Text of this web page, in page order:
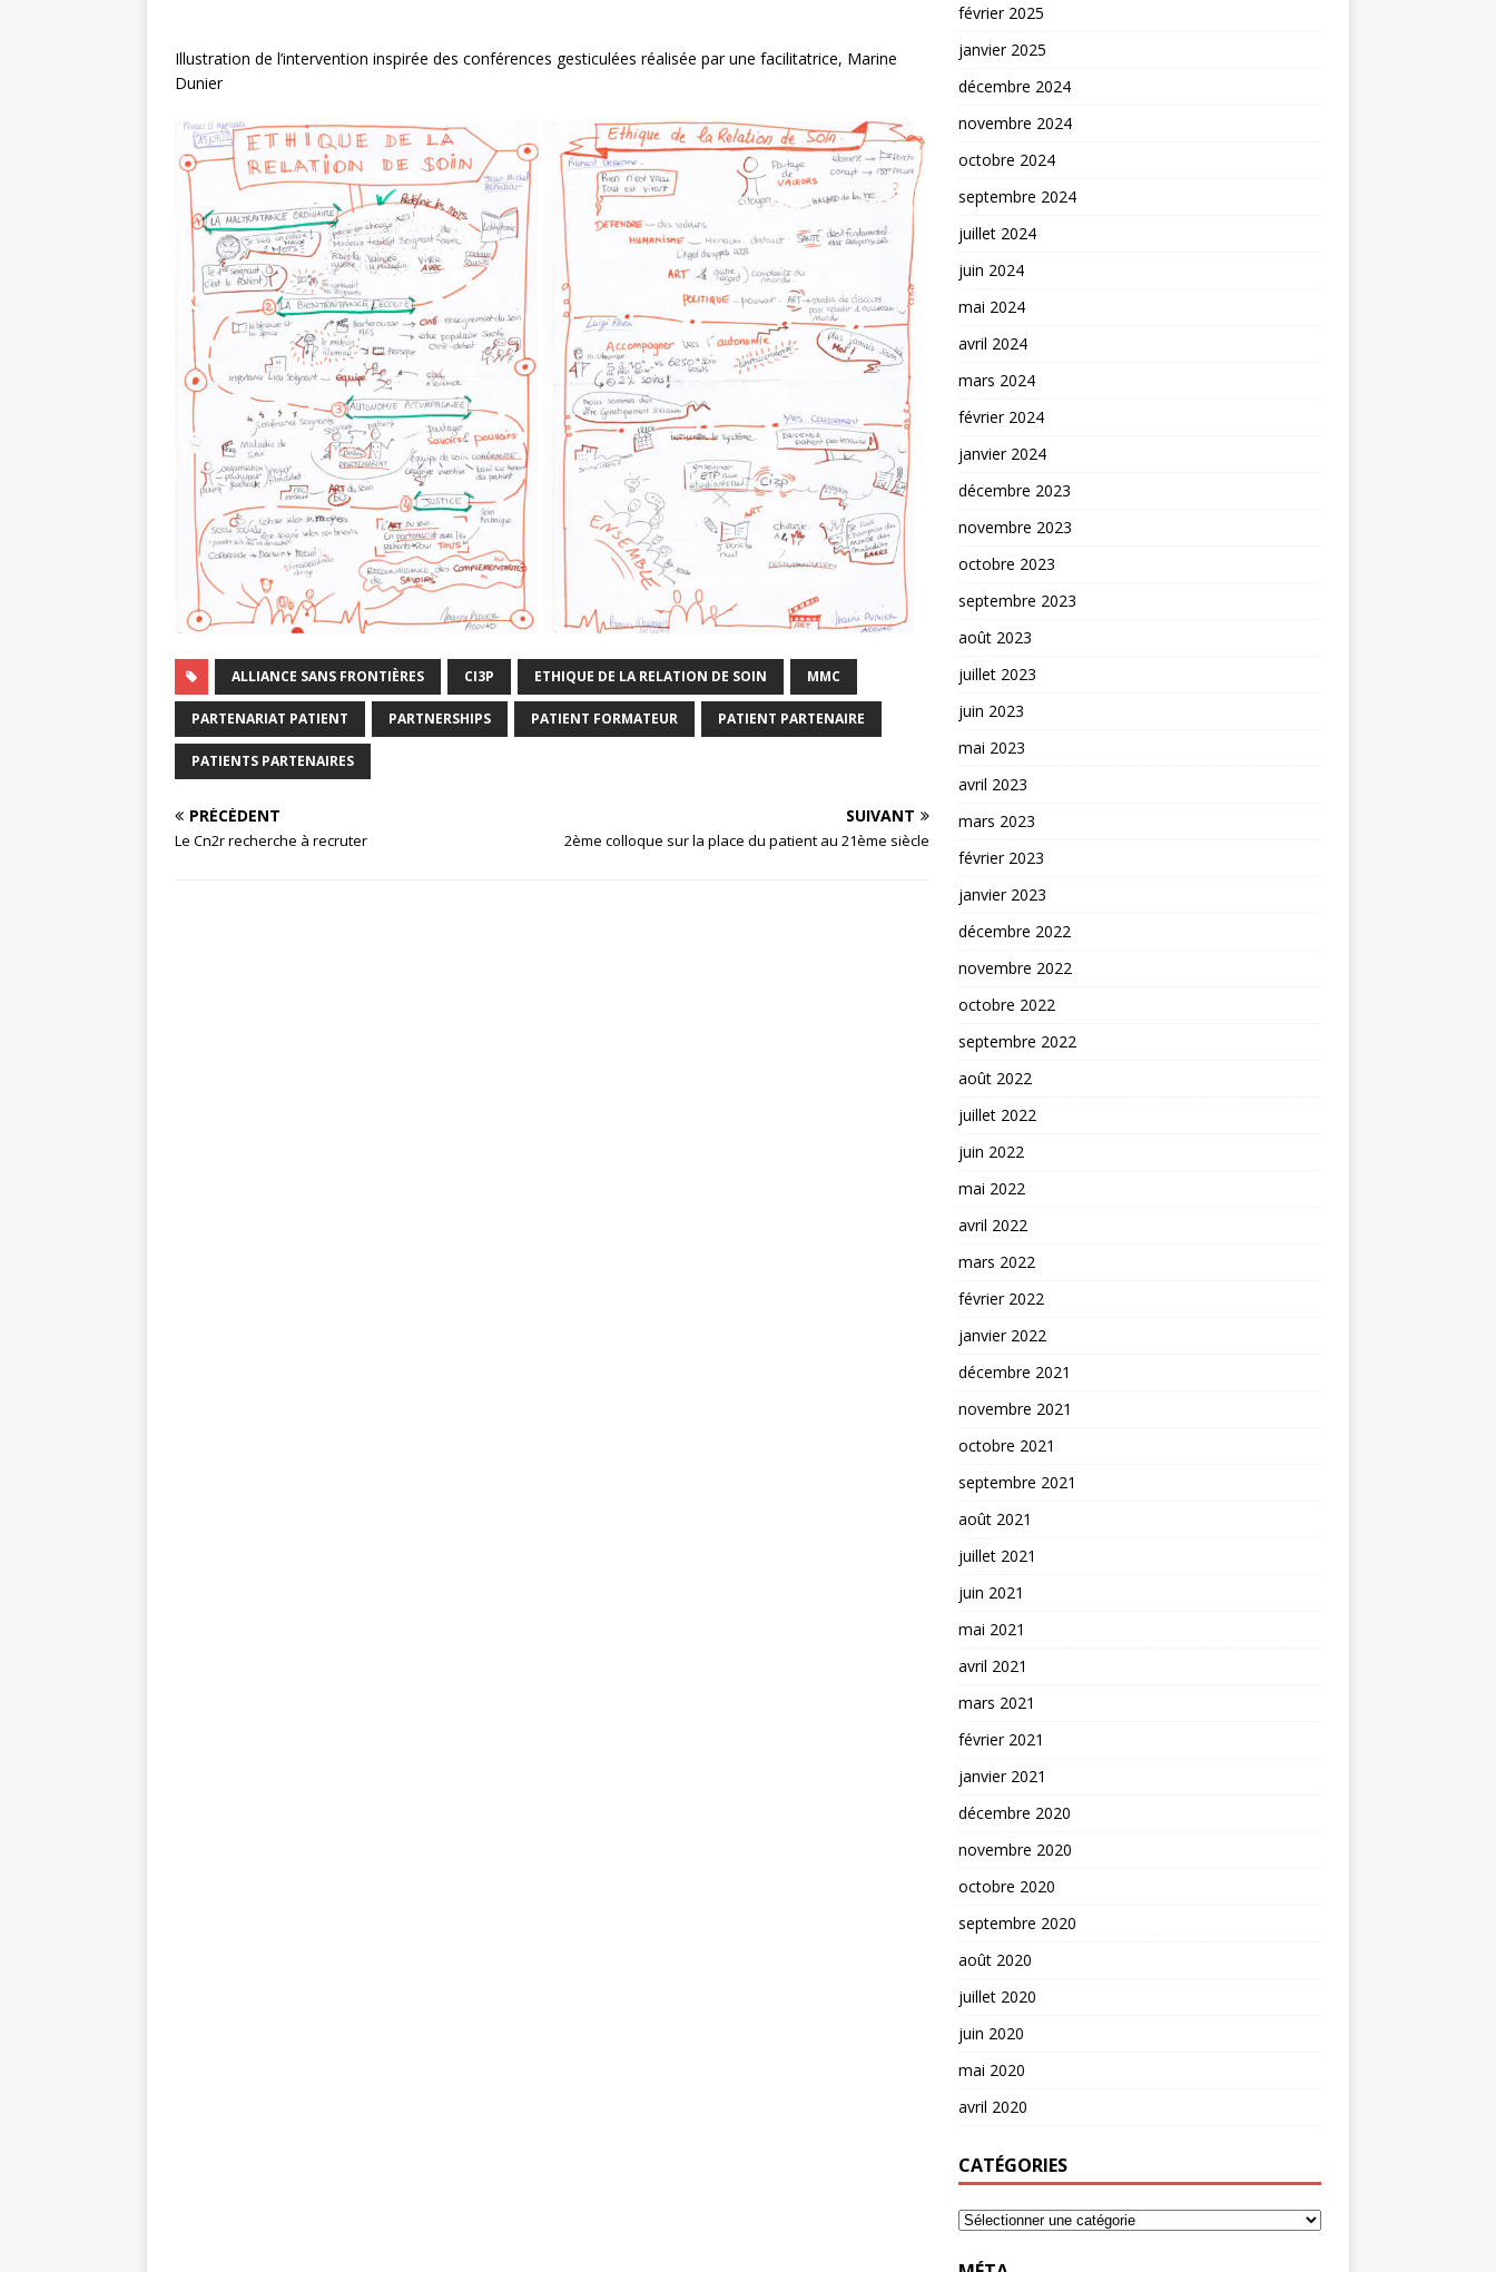
Illustration de l’intervention inspirée des conférences gesticulées réalisée par une facilitatrice, Marine
Dunier
ALLIANCE SANS FRONTIÈRES CI3P ETHIQUE DE LA RELATION DE SOIN MMC
PARTENARIAT PATIENT PARTNERSHIPS PATIENT FORMATEUR PATIENT PARTENAIRE
PATIENTS PARTENAIRES
PRÉCÉDENT
Le Cn2r recherche à recruter
SUIVANT
2ème colloque sur la place du patient au 21ème siècle
février 2025
janvier 2025
décembre 2024
novembre 2024
octobre 2024
septembre 2024
juillet 2024
juin 2024
mai 2024
avril 2024
mars 2024
février 2024
janvier 2024
décembre 2023
novembre 2023
octobre 2023
septembre 2023
août 2023
juillet 2023
juin 2023
mai 2023
avril 2023
mars 2023
février 2023
janvier 2023
décembre 2022
novembre 2022
octobre 2022
septembre 2022
août 2022
juillet 2022
juin 2022
mai 2022
avril 2022
mars 2022
février 2022
janvier 2022
décembre 2021
novembre 2021
octobre 2021
septembre 2021
août 2021
juillet 2021
juin 2021
mai 2021
avril 2021
mars 2021
février 2021
janvier 2021
décembre 2020
novembre 2020
octobre 2020
septembre 2020
août 2020
juillet 2020
juin 2020
mai 2020
avril 2020
CATÉGORIES